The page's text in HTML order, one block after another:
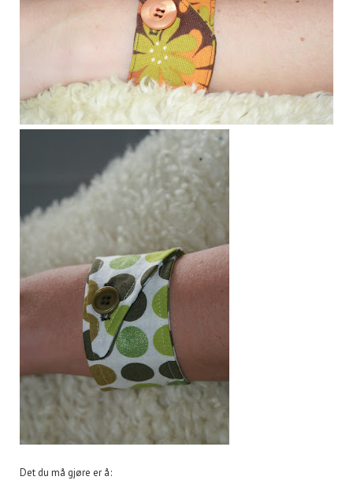
Det du må gjøre er å: